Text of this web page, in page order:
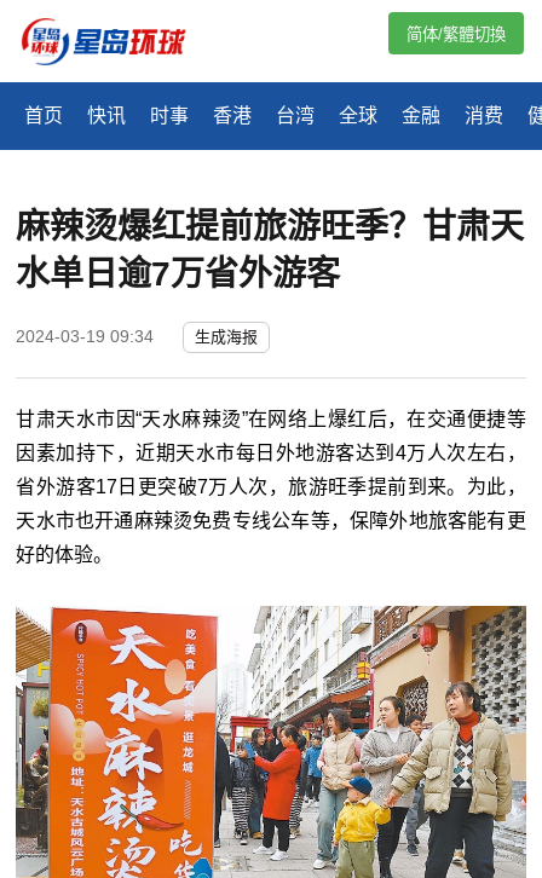
首页 快讯 时事 香港 台湾 全球 金融 消费
简体/繁體切換
麻辣烫爆红提前旅游旺季？甘肃天
水单日逾7万省外游客
2024-03-19 09:34 生成海报
甘肃天水市因“天水麻辣烫”在网络上爆红后，在交通便捷等
因素加持下，近期天水市每日外地游客达到4万人次左右，
省外游客17日更突破7万人次，旅游旺季提前到来。为此，
天水市也开通麻辣烫免费专线公车等，保障外地旅客能有更
好的体验。